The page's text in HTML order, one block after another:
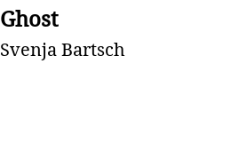
Ghost
Svenja Bartsch